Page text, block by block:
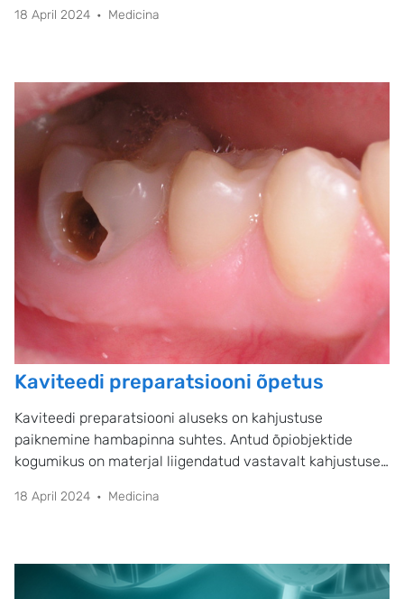
18 April 2024 Medicina
Kaviteedi preparatsiooni õpetus
Kaviteedi preparatsiooni aluseks on kahjustuse
paiknemine hambapinna suhtes. Antud õpiobjektide
kogumikus on materjal liigendatud vastavalt kahjustuse
18 April 2024 Medicina